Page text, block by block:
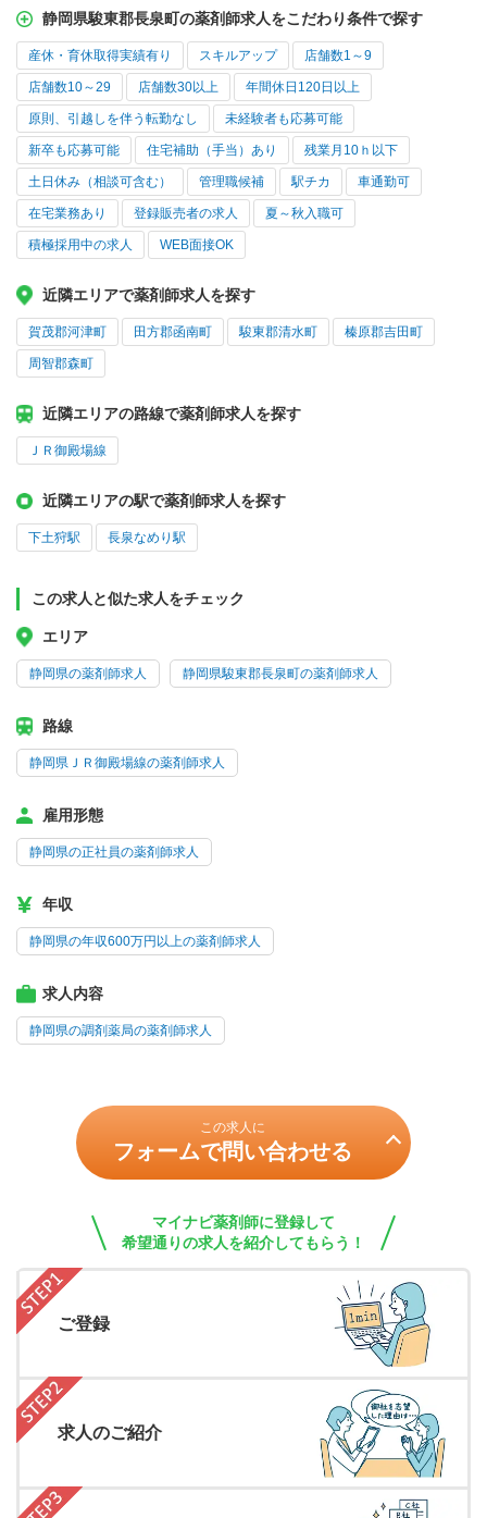
静岡県駿東郡長泉町の薬剤師求人をこだわり条件で探す
産休・育休取得実績有り スキルアップ 店舗数1～9
店舗数10～29 店舗数30以上 年間休日120日以上
原則、引越しを伴う転勤なし 未経験者も応募可能
新卒も応募可能 住宅補助（手当）あり 残業月10ｈ以下
土日休み（相談可含む） 管理職候補 駅チカ 車通勤可
在宅業務あり 登録販売者の求人 夏～秋入職可
積極採用中の求人 WEB面接OK
近隣エリアで薬剤師求人を探す
賀茂郡河津町 田方郡函南町 駿東郡清水町 榛原郡吉田町
周智郡森町
近隣エリアの路線で薬剤師求人を探す
ＪＲ御殿場線
近隣エリアの駅で薬剤師求人を探す
下土狩駅 長泉なめり駅
この求人と似た求人をチェック
エリア
静岡県の薬剤師求人 静岡県駿東郡長泉町の薬剤師求人
路線
静岡県ＪＲ御殿場線の薬剤師求人
雇用形態
静岡県の正社員の薬剤師求人
年収
静岡県の年収600万円以上の薬剤師求人
求人内容
静岡県の調剤薬局の薬剤師求人
この求人に
フォームで問い合わせる
マイナビ薬剤師に登録して
希望通りの求人を紹介してもらう！
ご登録
求人のご紹介